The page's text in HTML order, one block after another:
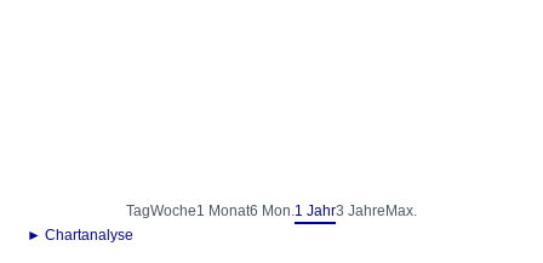
TagWoche1 Monat6 Mon.1 Jahr3 Jahre Max.
► Chartanalyse